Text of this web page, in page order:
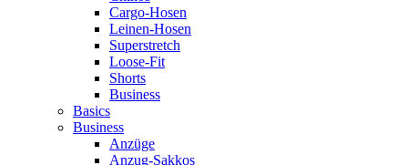
Cargo-Hosen
Leinen-Hosen
Superstretch
Loose-Fit
Shorts
Business
Basics
Business
Anzüge
Anzug-Sakkos